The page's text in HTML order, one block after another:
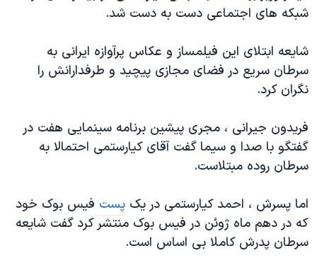
شبکه های اجتماعی دست به دست شد.
شایعه ابتلای این فیلمساز و عکاس پرآوازه ایرانی به
سرطان سریع در فضای مجازی پیچید و طرفدارانش را
نگران کرد.
فریدون جیرانی ، مجری پیشین برنامه سینمایی هفت در
گفتگو با صدا و سیما گفت آقای کیارستمی احتمالا به
سرطان روده مبتلاست.
اما پسرش ، احمد کیارستمی در یک پست فیس بوک خود
که در دهم ماه ژوئن در فیس بوک منتشر کرد گفت شایعه
سرطان پدرش کاملا بی اساس است.